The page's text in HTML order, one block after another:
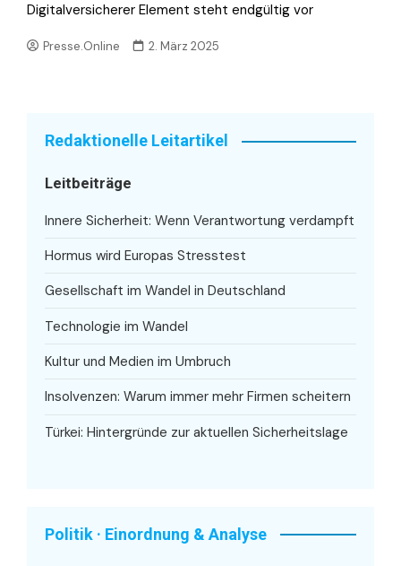
Digitalversicherer Element steht endgültig vor
Presse.Online 2. März 2025
Redaktionelle Leitartikel
Leitbeiträge
Innere Sicherheit: Wenn Verantwortung verdampft
Hormus wird Europas Stresstest
Gesellschaft im Wandel in Deutschland
Technologie im Wandel
Kultur und Medien im Umbruch
Insolvenzen: Warum immer mehr Firmen scheitern
Türkei: Hintergründe zur aktuellen Sicherheitslage
Politik · Einordnung & Analyse